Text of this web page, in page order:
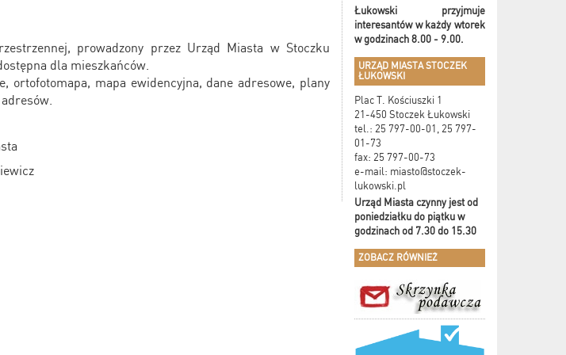
prowadzony przez Urząd Miasta w Stoczku
dla mieszkańców.
ortofotomapa, mapa ewidencyjna, dane adresowe, plany
Łukowski przyjmuje
interesantów wkażdy wtorek
w godzinach 8.00 - 9.00.
URZĄD MIASTA STOCZEK
ŁUKOWSKI
Plac T. Kościuszki 1
21-450 Stoczek Łukowski
tel.: 25 797-00-01, 25 797-
01-73
fax: 25 797-00-73
e-mail: miasto@stoczek-
lukowski.pl
Urząd Miasta czynny jest od
poniedziałku do piątku w
godzinach od 7.30 do 15.30
ZOBACZ RÓWNIEŻ